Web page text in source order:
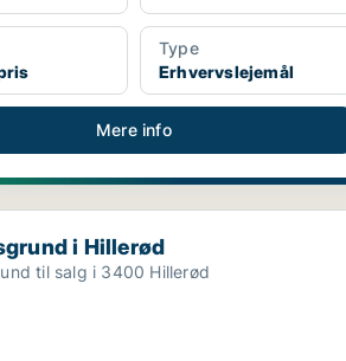
Type
Erhvervslejemål
Mere info
i Hillerød
i Hillerød
til salg i 3400 Hillerød